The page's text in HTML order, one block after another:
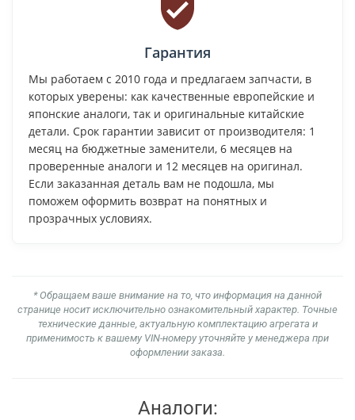
Гарантия
Мы работаем с 2010 года и предлагаем запчасти, в
которых уверены: как качественные европейские и
японские аналоги, так и оригинальные китайские
детали. Срок гарантии зависит от производителя: 1
месяц на бюджетные заменители, 6 месяцев на
проверенные аналоги и 12 месяцев на оригинал.
Если заказанная деталь вам не подошла, мы
поможем оформить возврат на понятных и
прозрачных условиях.
* Обращаем ваше внимание на то, что информация на данной
странице носит исключительно ознакомительный характер. Точные
технические данные, актуальную комплектацию агрегата и
применимость к вашему VIN-номеру уточняйте у менеджера при
оформлении заказа.
Аналоги: